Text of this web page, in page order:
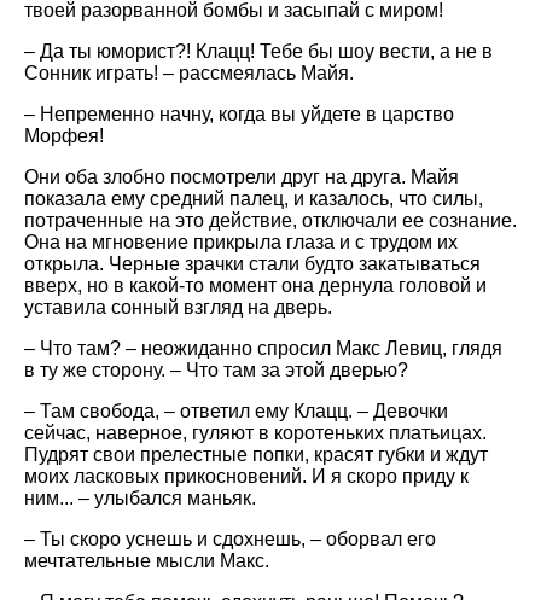
твоей разорванной бомбы и засыпай с миром!
– Да ты юморист?! Клацц! Тебе бы шоу вести, а не в
Сонник играть! – рассмеялась Майя.
– Непременно начну, когда вы уйдете в царство
Морфея!
Они оба злобно посмотрели друг на друга. Майя
показала ему средний палец, и казалось, что силы,
потраченные на это действие, отключали ее сознание.
Она на мгновение прикрыла глаза и с трудом их
открыла. Черные зрачки стали будто закатываться
вверх, но в какой-то момент она дернула головой и
уставила сонный взгляд на дверь.
– Что там? – неожиданно спросил Макс Левиц, глядя
в ту же сторону. – Что там за этой дверью?
– Там свобода, – ответил ему Клацц. – Девочки
сейчас, наверное, гуляют в коротеньких платьицах.
Пудрят свои прелестные попки, красят губки и ждут
моих ласковых прикосновений. И я скоро приду к
ним... – улыбался маньяк.
– Ты скоро уснешь и сдохнешь, – оборвал его
мечтательные мысли Макс.